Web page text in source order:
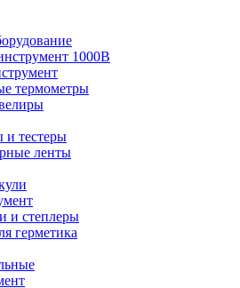
1000В
термометры
и тестеры
ленты
и степлеры
герметика